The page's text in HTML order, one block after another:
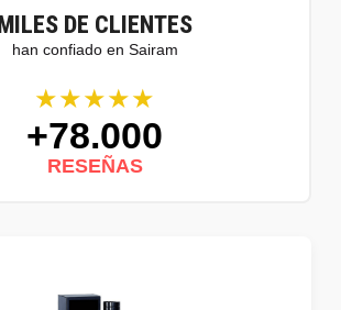
MILES DE CLIENTES
han confiado en Sairam
★★★★★
+78.000
RESEÑAS